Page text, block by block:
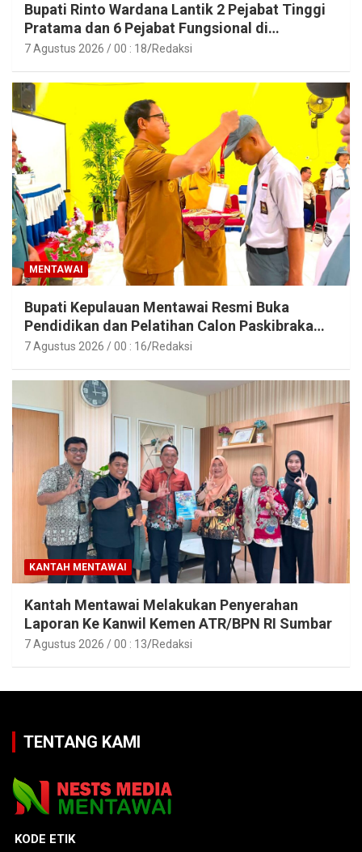
Bupati Rinto Wardana Lantik 2 Pejabat Tinggi
Pratama dan 6 Pejabat Fungsional di
Lingkungan Pemkab Kepulauan Mentawai
7 Agustus 2026 / 00 : 18 Redaksi
MENTAWAI
Bupati Kepulauan Mentawai Resmi Buka
Pendidikan dan Pelatihan Calon Paskibraka
Tahun 2026
7 Agustus 2026 / 00 : 16 Redaksi
KANTAH MENTAWAI
Kantah Mentawai Melakukan Penyerahan
Laporan Ke Kanwil Kemen ATR/BPN RI Sumbar
7 Agustus 2026 / 00 : 13 Redaksi
TENTANG KAMI
KODE ETIK